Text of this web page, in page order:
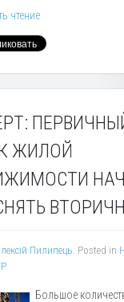
чтение
ЖИЛОЙ
Пилипець. Posted in
Большое